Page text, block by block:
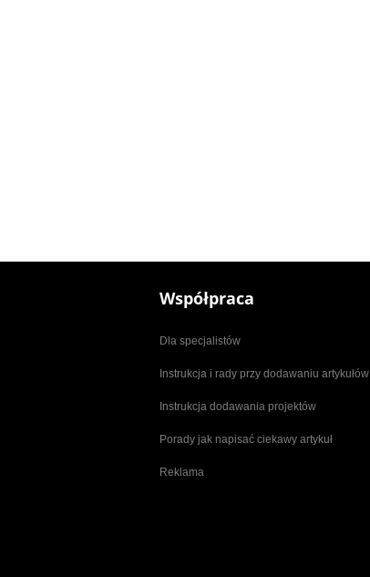
Współpraca
Dla specjalistów
Instrukcja i rady przy dodawaniu artykułów
Instrukcja dodawania projektów
Porady jak napisać ciekawy artykuł
Reklama